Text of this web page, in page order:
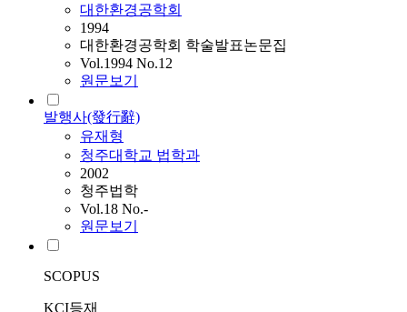
대한환경공학회
1994
대한환경공학회 학술발표논문집
Vol.1994 No.12
원문보기
발행사(發行辭)
유재형
청주대학교 법학과
2002
청주법학
Vol.18 No.-
원문보기
SCOPUS
KCI등재